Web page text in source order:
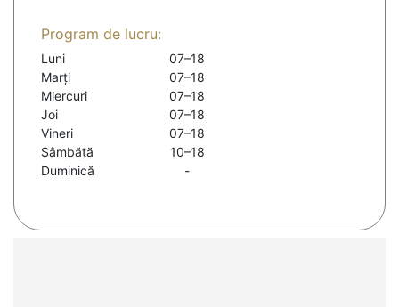
Program de lucru:
Luni
07–18
Marți
07–18
Miercuri
07–18
Joi
07–18
Vineri
07–18
Sâmbătă
10–18
Duminică
-